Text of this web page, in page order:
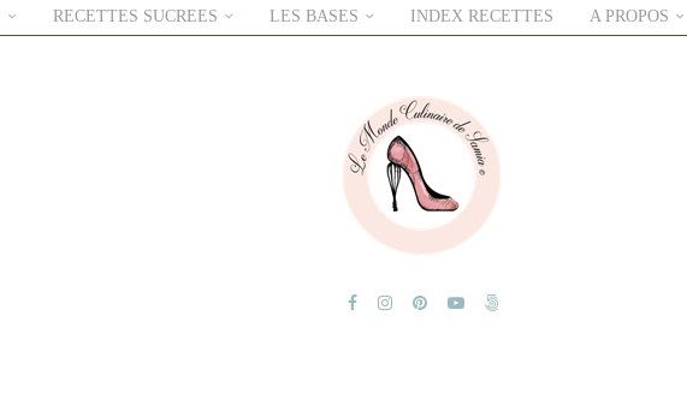
RECETTES SUCREES LES BASES INDEX RECETTES A PROPOS